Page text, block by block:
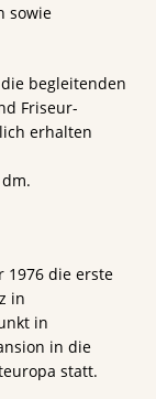
sowie
die begleitenden
Friseur-
erhalten
1976 die erste
in
in
in die
statt.